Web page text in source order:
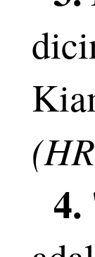
isu
4.